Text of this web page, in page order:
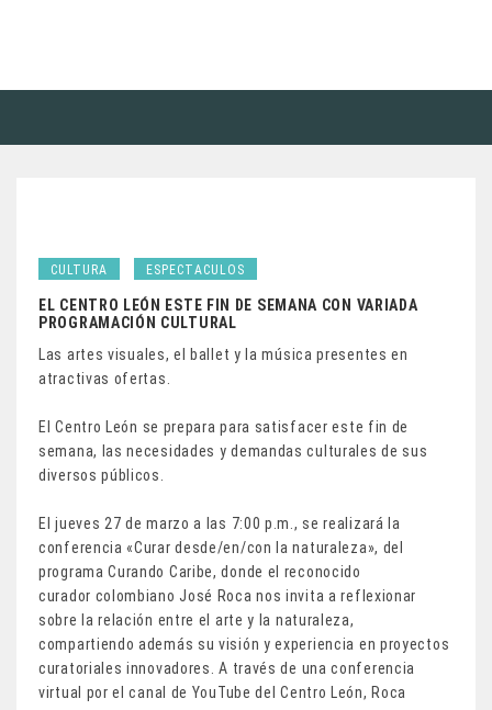
CULTURA ESPECTACULOS
EL CENTRO LEÓN ESTE FIN DE SEMANA CON VARIADA
PROGRAMACIÓN CULTURAL
Las artes visuales, el ballet y la música presentes en
atractivas ofertas.
El Centro León se prepara para satisfacer este fin de
semana, las necesidades y demandas culturales de sus
diversos públicos.
El jueves 27 de marzo a las 7:00 p.m., se realizará la
conferencia «Curar desde/en/con la naturaleza», del
programa Curando Caribe, donde el reconocido
curador colombiano José Roca nos invita a reflexionar
sobre la relación entre el arte y la naturaleza,
compartiendo además su visión y experiencia en proyectos
curatoriales innovadores. A través de una conferencia
virtual por el canal de YouTube del Centro León, Roca